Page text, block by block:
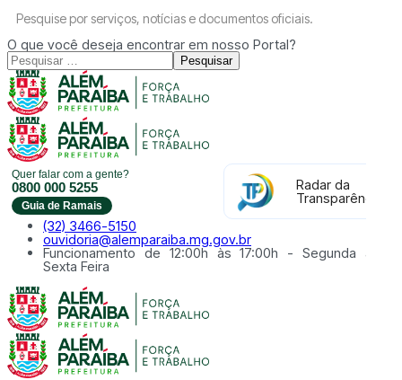
Pesquise por serviços, notícias e documentos oficiais.
O que você deseja encontrar em nosso Portal?
Pesquisar
Radar da
Transparência
Quer falar com a gente?
0800 000 5255
Guia de Ramais
(32) 3466-5150
ouvidoria@alemparaiba.mg.gov.br
Funcionamento de 12:00h às 17:00h - Segunda à
Sexta Feira